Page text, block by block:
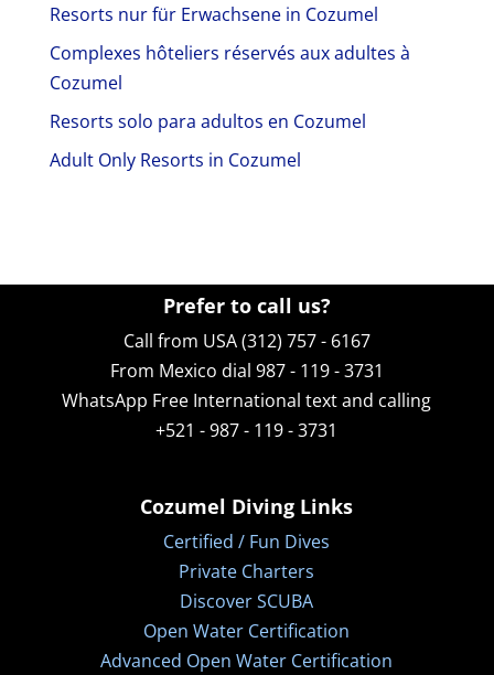
Resorts nur für Erwachsene in Cozumel
Complexes hôteliers réservés aux adultes à
Cozumel
Resorts solo para adultos en Cozumel
Adult Only Resorts in Cozumel
Prefer to call us?
Call from USA (312) 757 - 6167
From Mexico dial 987 - 119 - 3731
WhatsApp Free International text and calling
+521 - 987 - 119 - 3731
Cozumel Diving Links
Certified / Fun Dives
Private Charters
Discover SCUBA
Open Water Certification
Advanced Open Water Certification